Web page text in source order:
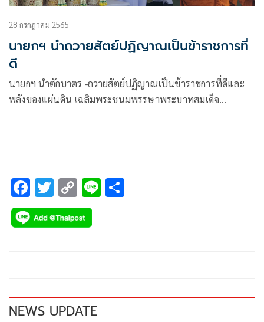
28 กรกฎาคม 2565
นายกฯ นำถวายสัตย์ปฏิญาณเป็นข้าราชการที่
ดี
นายกฯ นำตักบาตร -ถวายสัตย์ปฏิญาณเป็นข้าราชการที่ดีและ
พลังของแผ่นดิน เฉลิมพระชนมพรรษาพระบาทสมเด็จ
F
ac
e
k
T
wi
tt
C
o
p
k
Li
NEWS UPDATE